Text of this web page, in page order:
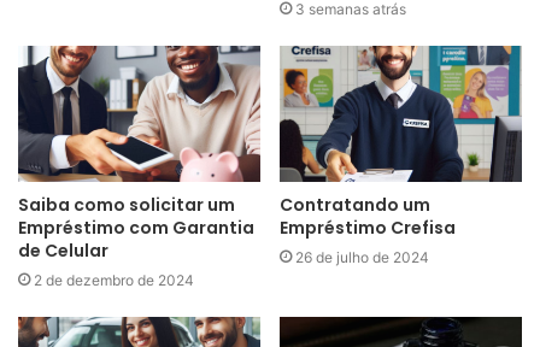
3 semanas atrás
Saiba como solicitar um
Empréstimo com Garantia
de Celular
2 de dezembro de 2024
Contratando um
Empréstimo Crefisa
26 de julho de 2024